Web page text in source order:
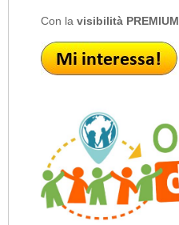
Con la visibilità PREMIUM